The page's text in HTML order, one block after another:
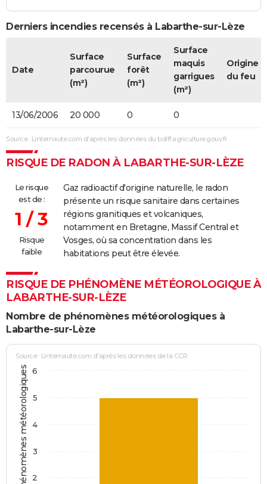
Derniers incendies recensés à Labarthe-sur-Lèze
Date
Surface
parcourue
(m²)
Surface
forêt
(m²)
Surface
maquis
garrigues
(m²)
Origine
du feu
13/06/2006 20 000 0 0
Source : Linternaute.com d'après les données du bdiff.agriculture.gouv.fr
RISQUE DE RADON À LABARTHE-SUR-LÈZE
Le risque
est de :
1 / 3
Risque
faible
Gaz radioactif d'origine naturelle, le radon
présente un risque sanitaire dans certaines
régions granitiques et volcaniques,
notamment en Bretagne, Massif Central et
Vosges, où sa concentration dans les
habitations peut être élevée.
RISQUE DE PHÉNOMÈNE MÉTÉOROLOGIQUE À
LABARTHE-SUR-LÈZE
Nombre de phénomènes météorologiques à
Labarthe-sur-Lèze
Source : Linternaute.com d'après les données de la CCR
2
3
4
5
6